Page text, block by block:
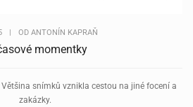
OD ANTONÍN KAPRAŇ
momentky
snímků vznikla cestou na jiné focení a
zakázky.